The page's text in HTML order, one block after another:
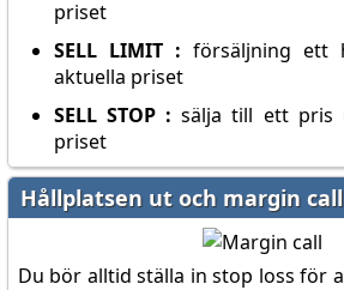
priset
SELL LIMIT : försäljning ett
aktuella priset
SELL STOP : sälja till ett pris
priset
Hållplatsen ut och margin call
Du bör alltid ställa in stop loss för